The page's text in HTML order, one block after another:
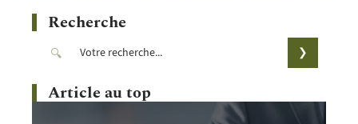
Recherche
Article au top